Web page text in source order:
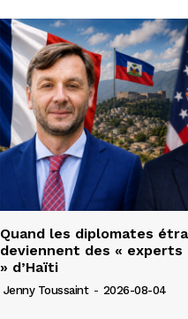
Quand les diplomates
deviennent des « experts
» d’Haïti
Jenny Toussaint - 2026-08-04